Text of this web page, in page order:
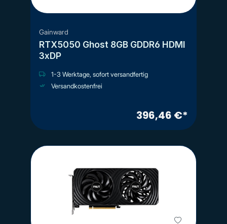
Gainward
RTX5050 Ghost 8GB GDDR6 HDMI
3xDP
1-3 Werktage, sofort versandfertig
Versandkostenfrei
396,46 €*